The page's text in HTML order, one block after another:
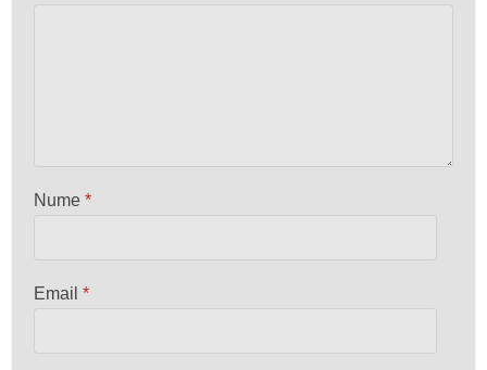
Nume*
Email*